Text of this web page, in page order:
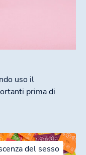
uso il
prima di
del sesso